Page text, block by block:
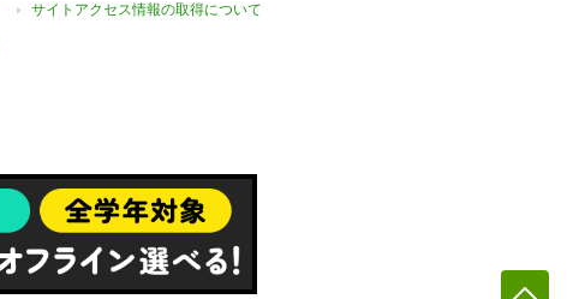
サイトアクセス情報の取得について